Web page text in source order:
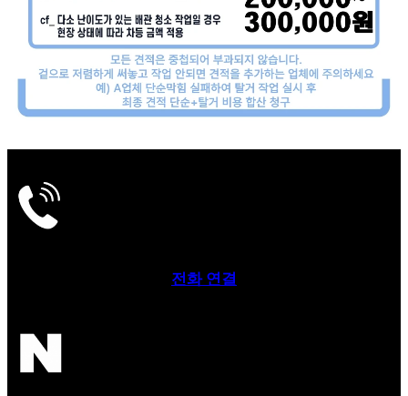
전화 연결